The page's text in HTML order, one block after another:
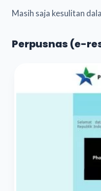
Masih saja kesulitan
Perpusnas (e-